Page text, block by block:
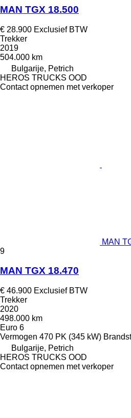
MAN TGX 18.500
€ 28.900 Exclusief BTW
Trekker
2019
504.000 km
Bulgarije, Petrich
HEROS TRUCKS OOD
Contact opnemen met verkoper
MAN
9
MAN TGX 18.470
€ 46.900 Exclusief BTW
Trekker
2020
498.000 km
Euro 6
Vermogen 470 PK (345 kW)
Bulgarije, Petrich
HEROS TRUCKS OOD
Contact opnemen met verkoper